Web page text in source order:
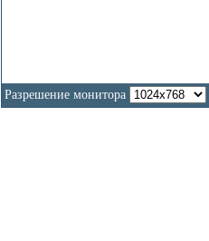
Разрешение монитора